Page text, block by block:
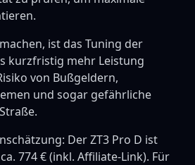
ist das Tuning der
kurzfristig mehr Leistung
von Bußgeldern,
und sogar gefährliche
Der ZT3 Pro D ist
774 € (inkl. Affiliate-Link). Für